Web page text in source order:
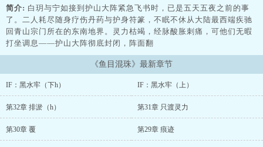
简介: 白玥与宁如接到护山大阵紧急飞书时，已是五天五夜之前的事
了。二人耗尽随身疗伤丹药与护身符篆，不眠不休从大陆最西端疾驰
回青山宗门所在的东南地界。灵力枯竭，经脉酸胀刺痛，可他们无暇
打坐调息——护山大阵彻底封闭，阵面翻
《鱼目混珠》最新章节
IF：黑水牢（下h） IF：黑水牢（上）
第32章 排淤（h） 第31章 只渡灵力
第30章 覆 第29章 痕迹